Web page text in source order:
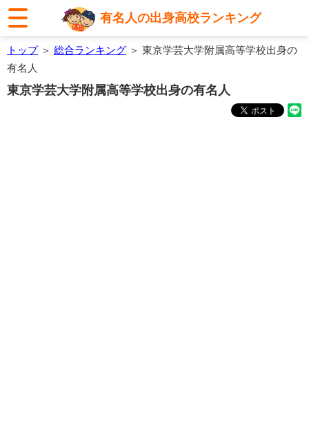
有名人の出身高校ランキング
トップ＞ 総合ランキング ＞ 東京学芸大学附属高等学校出身の
有名人
東京学芸大学附属高等学校出身の有名人